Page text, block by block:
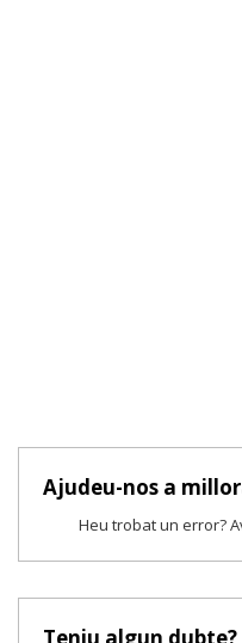
Ajudeu-nos a
Heu trobat un error?